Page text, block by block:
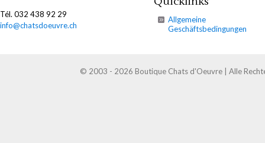
Tél. 032 438 92 29
info@chatsdoeuvre.ch
Allgemeine
Geschäftsbedingungen
© 2003 - 2026 Boutique Chats d'Oeuvre | Alle